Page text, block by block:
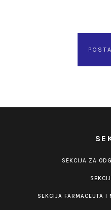
SEKCIJA ZA
SEKCIJA FARMACEUTA